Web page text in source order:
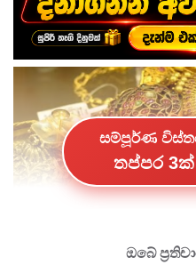
සම්පූර්ණ
තප්පර 3ක්
ඔබේ